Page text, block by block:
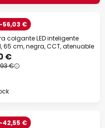
-56,03 €
colgante LED inteligente
65 cm, negra, CCT, atenuable
€
€
-42,55 €